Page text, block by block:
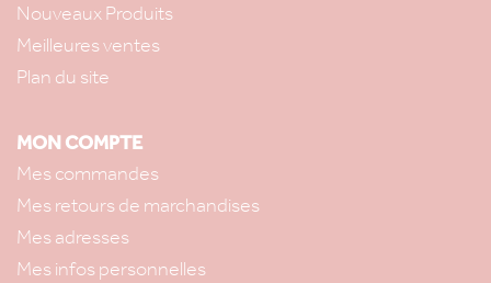
Nouveaux Produits
Meilleures ventes
Plan du site
MON COMPTE
Mes commandes
Mes retours de marchandises
Mes adresses
Mes infos personnelles